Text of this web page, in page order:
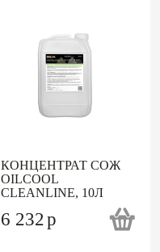
КОНЦЕНТРАТ СОЖ
OILCOOL
CLEANLINE, 10Л
6 232p